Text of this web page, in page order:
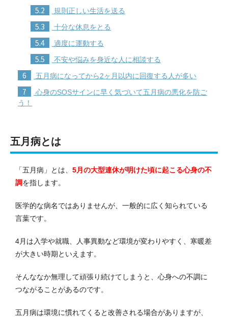
5.2 規則正しい生活を送る
5.3 十分な休息をとる
5.4 適度に運動する
5.5 不安や悩みを身近な人に相談する
6 五月病になってから2ヶ月以内に回復する人が多い
7
心身のSOSサインに早く気づいて五月病の悪化を防ご
う！
五月病とは
「五月病」とは、 5月の大型連休が明けた頃に起こる心身の不
調を指します。
医学的な病名ではありませんが、一般的に広く知られている
言葉です。
4月は入学や就職、人事異動など環境が変わりやすく、寒暖差
が大きい時期といえます。
そんななか無理して頑張り続けてしまうと、心身への不調に
つながることがあるのです。
五月病は環境に慣れてくると改善される場合がありますが、